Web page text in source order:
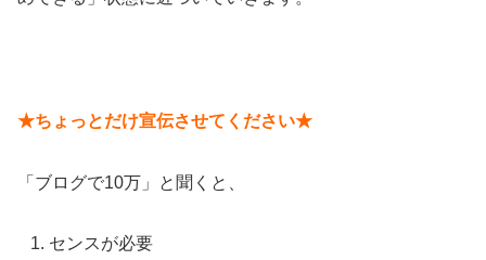
★ちょっとだけ宣伝させてください★
「ブログで10万」と聞くと、
センスが必要